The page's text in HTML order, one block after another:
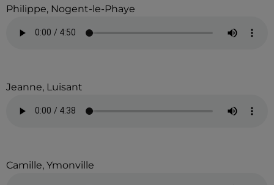
Philippe, Nogent-le-Phaye
Jeanne, Luisant
Camille, Ymonville